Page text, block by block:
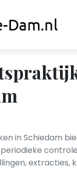
in Schiedam
extracties,